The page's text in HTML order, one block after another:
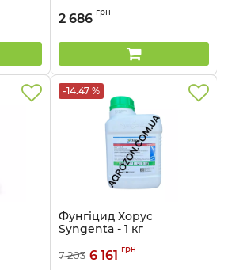
2 686 грн
-14.47 %
Фунгіцид Хорус
Syngenta - 1 кг
7 203 6 161 грн